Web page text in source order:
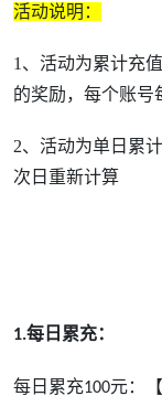
活动说明：
1、 活动为累计充值
的奖励，每个账号
2、 活动为单日累
次日重新计算
1.每日累充：
每日累充100元：